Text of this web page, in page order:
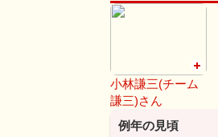
小林謙三(チーム
謙三)さん
例年の見頃